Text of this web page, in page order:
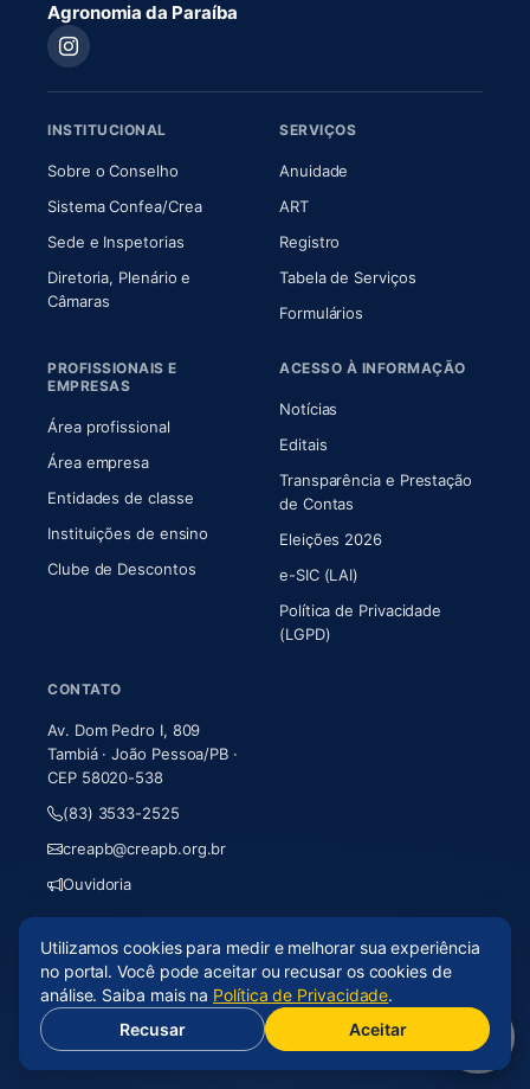
Agronomia da Paraíba
INSTITUCIONAL
Sobre o Conselho(abre em nova aba)
Sistema Confea/Crea(abre em nova aba)
Sede e Inspetorias
Diretoria, Plenário e
Câmaras(abre em nova aba)
SERVIÇOS
Anuidade
ART(abre em nova aba)
Registro
Tabela de Serviços
Formulários
PROFISSIONAIS E
EMPRESAS
Área profissional
Área empresa
Entidades de classe
Instituições de ensino
Clube de Descontos
ACESSO À INFORMAÇÃO
Notícias
Editais
Transparência e Prestação
de Contas
Eleições 2026
e-SIC (LAI)
Política de Privacidade
(LGPD)
CONTATO
Av. Dom Pedro I, 809
Tambiá · João Pessoa/PB ·
CEP 58020-538
(83) 3533-2525
creapb@creapb.org.br
Ouvidoria
© 2026 CREA-PB · Todos os direitos reservados
Acessibilidade
Mapa do site· LGPD
Desenvolvido porAxium Analytics(abre em nova aba)
Utilizamos cookies para medir e melhorar sua experiência
no portal. Você pode aceitar ou recusar os cookies de
análise. Saiba mais na Política de Privacidade.
Recusar
Aceitar